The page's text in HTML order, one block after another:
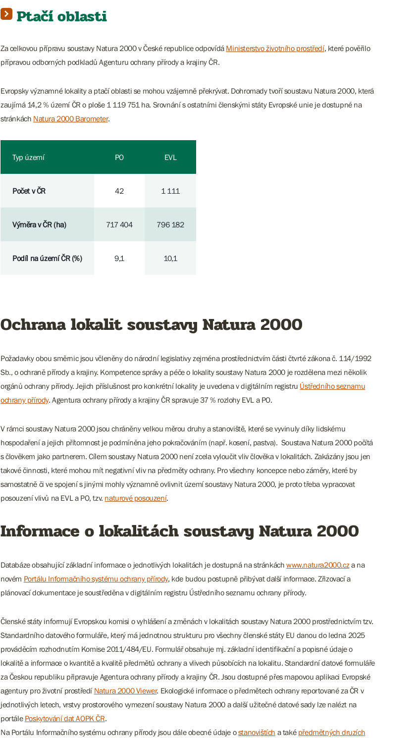
Ptačí oblasti
Za celkovou přípravu soustavy Natura 2000 v České republice odpovídá Ministerstvo životního prostředí, které pověřilo
přípravou odborných podkladů Agenturu ochrany přírody a krajiny ČR.
Evropsky významné lokality a ptačí oblasti se mohou vzájemně překrývat. Dohromady tvoří soustavu Natura 2000, která
zaujímá 14,2 % území ČR o ploše 1 119 751 ha. Srovnání s ostatními členskými státy Evropské unie je dostupné na
stránkách Natura 2000 Barometer.
Typ území PO EVL
Počet v ČR 42 1 111
Výměra v ČR (ha) 717 404 796 182
Podíl na území ČR (%) 9,1 10,1
Ochrana lokalit soustavy Natura 2000
Požadavky obou směrnic jsou včleněny do národní legislativy zejména prostřednictvím části čtvrté zákona č. 114/1992
Sb., o ochraně přírody a krajiny. Kompetence správy a péče o lokality soustavy Natura 2000 je rozdělena mezi několik
orgánů ochrany přírody. Jejich příslušnost pro konkrétní lokality je uvedena v digitálním registru Ústředního seznamu
ochrany přírody. Agentura ochrany přírody a krajiny ČR spravuje 37 % rozlohy EVL a PO.
V rámci soustavy Natura 2000 jsou chráněny velkou měrou druhy a stanoviště, které se vyvinuly díky lidskému
hospodaření a jejich přítomnost je podmíněna jeho pokračováním (např. kosení, pastva). Soustava Natura 2000 počítá
s člověkem jako partnerem. Cílem soustavy Natura 2000 není zcela vyloučit vliv člověka v lokalitách. Zakázány jsou jen
takové činnosti, které mohou mít negativní vliv na předměty ochrany. Pro všechny koncepce nebo záměry, které by
samostatně či ve spojení s jinými mohly významně ovlivnit území soustavy Natura 2000, je proto třeba vypracovat
posouzení vlivů na EVL a PO, tzv. naturové posouzení.
Informace o lokalitách soustavy Natura 2000
Databáze obsahující základní informace o jednotlivých lokalitách je dostupná na stránkách www.natura2000.cza na
novém Portálu Informačního systému ochrany přírody, kde budou postupně přibývat další informace. Zřizovací a
plánovací dokumentace je soustředěna v digitálním registru Ústředního seznamu ochrany přírody.
Členské státy informují Evropskou komisi o vyhlášení a změnách v lokalitách soustavy Natura 2000 prostřednictvím tzv.
Standardního datového formuláře, který má jednotnou strukturu pro všechny členské státy EU danou do ledna 2025
prováděcím rozhodnutím Komise 2011/484/EU. Formulář obsahuje mj. základní identifikační a popisné údaje o
lokalitě a informace o kvantitě a kvalitě předmětů ochrany a vlivech působících na lokalitu. Standardní datové formuláře
za Českou republiku připravuje Agentura ochrany přírody a krajiny ČR. Jsou dostupné přes mapovou aplikaci Evropské
agentury pro životní prostředí Natura 2000 Viewer. Ekologické informace o předmětech ochrany reportované za ČR v
jednotlivých letech, vrstvy prostorového vymezení soustavy Natura 2000 a další užitečné datové sady lze nalézt na
portále Poskytování dat AOPK ČR.
Na Portálu Informačního systému ochrany přírody jsou dále obecné údaje ostanovištích a také předmětných druzích